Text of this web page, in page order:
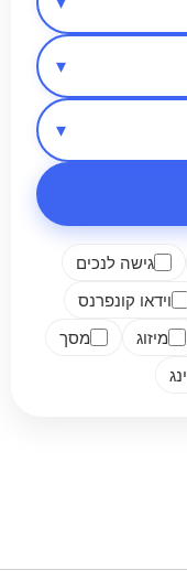
גישה לנכים
וידאו קונפרנס
מיזוג
מסך